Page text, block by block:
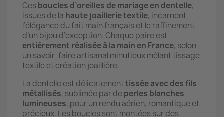
Cesboucles d’oreilles de mariage en dentelle,
issues de la haute joaillerie textile, incarnent
l’élégance du fait main français et le raffinement
d’un bijou d’exception. Chaque paire est
entièrement réalisée à la main en France, selon
un savoir-faire artisanal minutieux mêlant tissage
textile et création joaillière.
La dentelle est délicatementtissée avec des fils
métallisés, sublimée par deperles blanches
lumineuses, pour un rendu aérien, romantique et
précieux. Les boucles sont montées sur des